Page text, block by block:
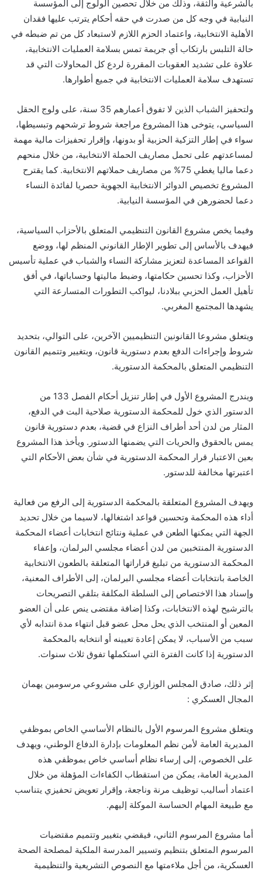
بالشرعية والثقة، وذلك من خلال تحصين الولوج إلى المؤسسة
النيابية في وجه كل من صدرت في حقه أحكام يترتب عليها فقدان
الأهلية الانتخابية، واعتماد الحزم اللازم لاستبعاد كل من تم ضبطه في
حالة التلبس بارتكاب أي جريمة تمس بسلامة العمليات الانتخابية،
علاوة على تشديد العقوبات المقررة لردع كل المحاولات التي قد
تستهدف سلامة العمليات الانتخابية في جميع أطوارها.
ولتحفيز الشباب الذين لا تفوق أعمارهم 35 سنة، على ولوج الحقل
السياسي، يتوخى هذا المشروع مراجعة شروط ترشحهم وتبسيطها،
سواء في إطار التزكية الحزبية أو بدونها، وإقرار تحفيزات مالية مهمة
لمساعدتهم على تحمل مصاريف الحملة الانتخابية، من خلال منحهم
دعما ماليا يغطي 75% من مصاريف حملاتهم الانتخابية. كما يقترح
المشروع تخصيص الدوائر الانتخابية الجهوية حصريا لفائدة النساء
دعما لحضورهن في المؤسسة النيابية.
وفيما يخص مشروع القانون التنظيمي المتعلق بالأحزاب السياسية،
فيهدف بالأساس إلى تطوير الإطار القانوني المنظم لها، ووضع
القواعد المساعدة لتعزيز مشاركة النساء والشباب في عملية تأسيس
الأحزاب، وكذا تحسين حكامتها، وضبط ماليتها وحساباتها، في أفق
تأهيل العمل الحزبي ببلادنا، ليواكب التطورات المتسارعة التي
يشهدها المجتمع المغربي.
ويتعلق مشروعا القانونين التنظيميين الآخرين، على التوالي، بتحديد
شروط وإجراءات الدفع بعدم دستورية قانون، وبتغيير وتتميم القانون
التنظيمي المتعلق بالمحكمة الدستورية.
ويندرج المشروع الأول في إطار تنزيل أحكام الفصل 133 من
الدستور الذي خول للمحكمة الدستورية صلاحية البت في الدفع،
المثار من لدن أحد أطراف النزاع في قضية، بعدم دستورية قانون
يمس بالحقوق والحريات التي يضمنها الدستور. ويأخذ هذا المشروع
بعين الاعتبار قرار المحكمة الدستورية في شأن بعض الأحكام التي
اعتبرتها مخالفة للدستور.
ويهدف المشروع المتعلقة بالمحكمة الدستورية إلى الرفع من فعالية
أداء هذه المحكمة وتحسين قواعد اشتغالها، لاسيما من خلال تحديد
الجهة التي يمكنها الطعن في عملية ونتائج انتخابات أعضاء المحكمة
الدستورية المنتخبين من لدن أعضاء مجلسي البرلمان، وإعفاء
المحكمة الدستورية من تبليغ قراراتها المتعلقة بالطعون الانتخابية
الخاصة بانتخابات أعضاء مجلسي البرلمان، إلى الأطراف المعنية،
وإسناد هذا الاختصاص إلى السلطة المكلفة بتلقي التصريحات
بالترشيح لهذه الانتخابات، وكذا إضافة مقتضى ينص على أن العضو
المعين أو المنتخب الذي يحل محل عضو قبل انتهاء مدة انتدابه لأي
سبب من الأسباب، لا يمكن إعادة تعيينه أو انتخابه بالمحكمة
الدستورية إذا كانت الفترة التي استكملها تفوق ثلاث سنوات.
إثر ذلك، صادق المجلس الوزاري على مشروعي مرسومين يهمان
المجال العسكري :
ويتعلق مشروع المرسوم الأول بالنظام الأساسي الخاص بموظفي
المديرية العامة لأمن نظم المعلومات بإدارة الدفاع الوطني، ويهدف
على الخصوص، إلى إرساء نظام أساسي خاص بموظفي هذه
المديرية العامة، يمكن من استقطاب الكفاءات المؤهلة من خلال
اعتماد أساليب توظيف مرنة وناجعة، وإقرار تعويض تحفيزي يتناسب
مع طبيعة المهام الحساسة الموكلة إليهم.
أما مشروع المرسوم الثاني، فيقضي بتغيير وتتميم مقتضيات
المرسوم المتعلق بتنظيم وتسيير المدرسة الملكية لمصلحة الصحة
العسكرية، من أجل ملاءمتها مع النصوص التشريعية والتنظيمية